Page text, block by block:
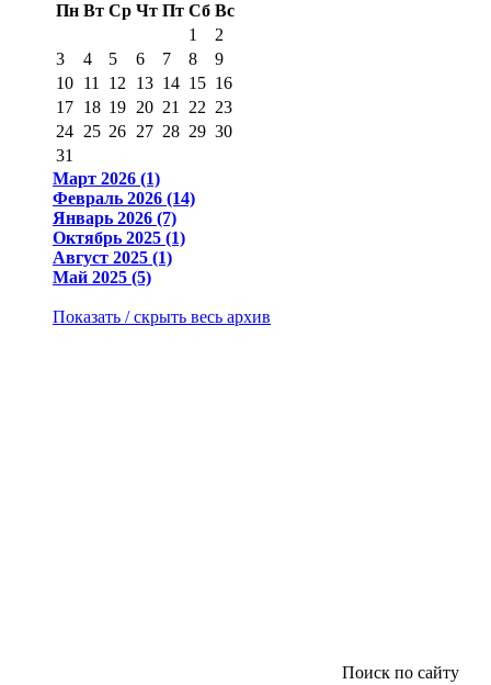
Пн Вт Ср Чт Пт Сб Вс
1
2
3
4 5 6 7 8
9
10 11 12 13 14 15 16
17 18 19 20 21 22 23
24 25 26 27 28 29 30
31
Март 2026 (1)
Февраль 2026 (14)
Январь 2026 (7)
Октябрь 2025 (1)
Август 2025 (1)
Май 2025 (5)
Показать / скрыть весь архив
Поиск по сайту